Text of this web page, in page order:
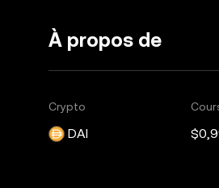
À propos de
Crypto
DAI